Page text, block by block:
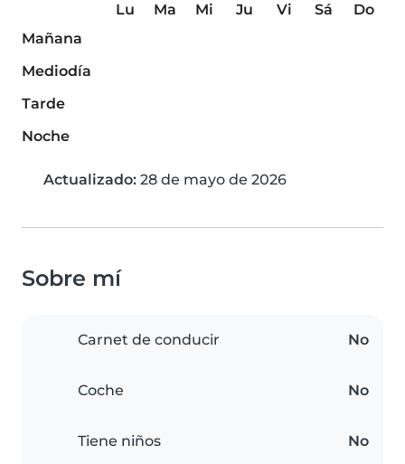
Lu Ma Mi Ju Vi Sá
Do
Mañana
Mediodía
Tarde
Noche
Actualizado: 28 de mayo de 2026
Sobre mí
Carnet de conducir No
Coche No
Tiene niños No